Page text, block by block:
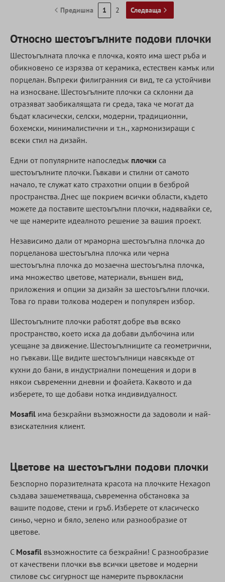
Предишна 1 2 Следваща
Относно шестоъгълните подови плочки
Шестоъгълната плочка е плочка, която има шест ръба и
обикновено се изрязва от керамика, естествен камък или
порцелан. Въпреки филигранния си вид, те са устойчиви
на износване. Шестоъгълните плочки са склонни да
отразяват заобикалящата ги среда, така че могат да
бъдат класически, селски, модерни, традиционни,
бохемски, минималистични и т.н., хармонизиращи с
всеки стил на дизайн.
Едни от популярните напоследък плочки са
шестоъгълните плочки. Гъвкави и стилни от самото
начало, те служат като страхотни опции в безброй
пространства. Днес ще покрием всички области, където
можете да поставите шестоъгълни плочки, надявайки се,
че ще намерите идеалното решение за вашия проект.
Независимо дали от мраморна шестоъгълна плочка до
порцеланова шестоъгълна плочка или черна
шестоъгълна плочка до мозаечна шестоъгълна плочка,
има множество цветове, материали, външен вид,
приложения и опции за дизайн за шестоъгълни плочки.
Това го прави толкова модерен и популярен избор.
Шестоъгълните плочки работят добре във всяко
пространство, което иска да добави дълбочина или
усещане за движение. Шестоъгълниците са геометрични,
но гъвкави. Ще видите шестоъгълници навсякъде от
кухни до бани, в индустриални помещения и дори в
някои съвременни дневни и фоайета. Каквото и да
изберете, то ще добави нотка индивидуалност.
Mosafil има безкрайни възможности да задоволи и най-
взискателния клиент.
Цветове на шестоъгълни подови плочки
Безспорно поразителната красота на плочките Hexagon
създава зашеметяваща, съвременна обстановка за
вашите подове, стени и гръб. Изберете от класическо
синьо, черно и бяло, зелено или разнообразие от
цветове.
С Mosafil възможностите са безкрайни! С разнообразие
от качествени плочки във всички цветове и модерни
стилове със сигурност ще намерите първокласни